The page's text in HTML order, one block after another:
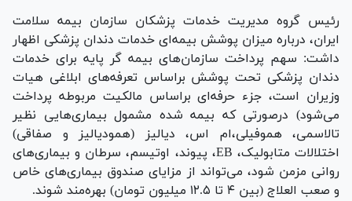
رئیس گروه مدیریت خدمات پزشکان سازمان بیمه سلامت
ایران، درباره میزان پوشش بیمه‌ای خدمات دندان پزشکی اظهار
داشت: سهم پرداخت سازمان‌های بیمه گر پایه برای خدمات
دندان پزشکی تحت پوشش براساس تعرفه‌های ابلاغی هیات
وزیران است، جزء حرفه‌ای براساس مالکیت مربوطه پرداخت
می‌شود) درصورتی که بیمه شده مشمول بیماری‌هایی نظیر
تالاسمی، هموفیلی،‌ام اس، دیالیز (همودیالیز و صفاقی)
اختلالات متابولیک، EB، پیوند، اوتیسم، سرطان و بیماری‌های
روانی مزمن شود، می‌تواند از مزایای صندوق بیماری‌های خاص
و صعب العلاج (بین ۴ تا ۱۲.۵ میلیون تومان) بهره‌مند شوند.